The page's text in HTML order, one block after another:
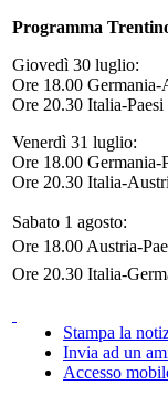
Programma
Giovedì 30 luglio:
Ore 18.00
Ore 20.30 Italia-
Venerdì 31 luglio:
Ore 18.00
Ore 20.30 Italia-
Sabato 1 agosto:
Ore 18.00 Austria-
Ore 20.30 Italia-
Stampa la
Invia ad un
Accesso